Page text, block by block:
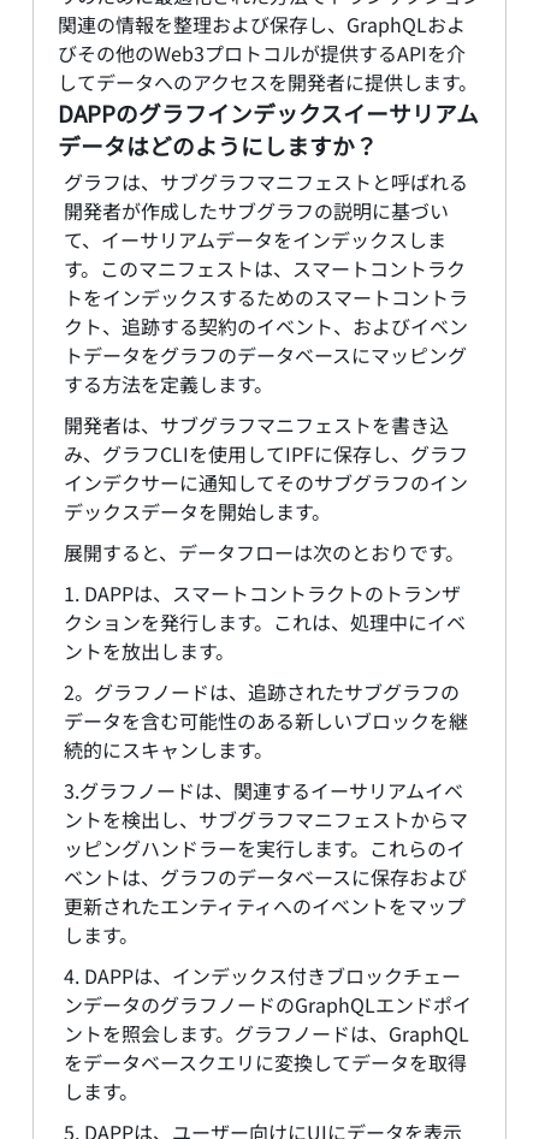
関連の情報を整理および保存し、GraphQLおよ
びその他のWeb3プロトコルが提供するAPIを介
してデータへのアクセスを開発者に提供します。
DAPPのグラフインデックスイーサリアム
データはどのようにしますか？
グラフは、サブグラフマニフェストと呼ばれる
開発者が作成したサブグラフの説明に基づい
て、イーサリアムデータをインデックスしま
す。このマニフェストは、スマートコントラク
トをインデックスするためのスマートコントラ
クト、追跡する契約のイベント、およびイベン
トデータをグラフのデータベースにマッピング
する方法を定義します。
開発者は、サブグラフマニフェストを書き込
み、グラフCLIを使用してIPFに保存し、グラフ
インデクサーに通知してそのサブグラフのイン
デックスデータを開始します。
展開すると、データフローは次のとおりです。
1. DAPPは、スマートコントラクトのトランザ
クションを発行します。これは、処理中にイベ
ントを放出します。
2。グラフノードは、追跡されたサブグラフの
データを含む可能性のある新しいブロックを継
続的にスキャンします。
3.グラフノードは、関連するイーサリアムイベ
ントを検出し、サブグラフマニフェストからマ
ッピングハンドラーを実行します。これらのイ
ベントは、グラフのデータベースに保存および
更新されたエンティティへのイベントをマップ
します。
4. DAPPは、インデックス付きブロックチェー
ンデータのグラフノードのGraphQLエンドポイ
ントを照会します。グラフノードは、GraphQL
をデータベースクエリに変換してデータを取得
します。
5. DAPPは、ユーザー向けにUIにデータを表示